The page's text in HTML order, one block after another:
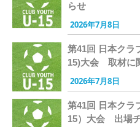
らせ
2026年7月8日
第41回 日本クラ
15)大会 取材に
2026年7月8日
第41回 日本クラ
15）大会 出場